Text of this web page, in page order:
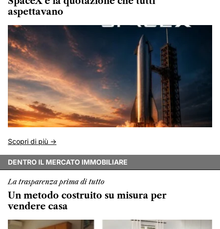
aspettavano
Scopri di più ->
DENTRO IL MERCATO IMMOBILIARE
La trasparenza prima di tutto
Un metodo costruito su misura per
vendere casa